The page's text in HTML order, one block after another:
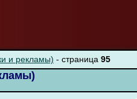
и рекламы) - страница 95